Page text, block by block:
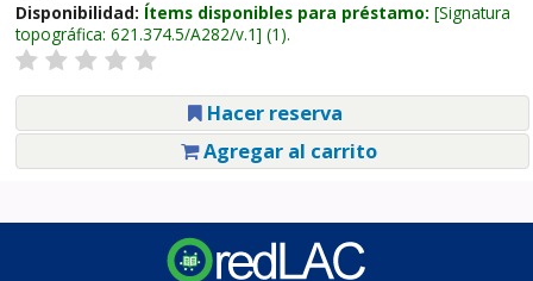
Disponibilidad: Ítems disponibles para préstamo: Signatura
topográfica: 621.374.5/A282/v.1 (1).
Hacer reserva
Agregar al carrito